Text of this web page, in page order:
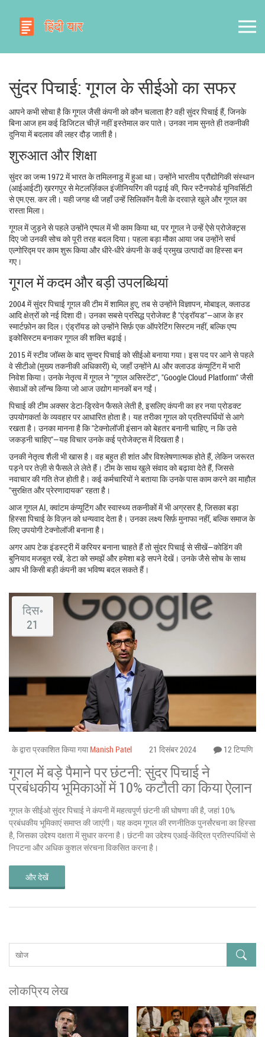
सुंदर पिचाई: गूगल के सीईओ का सफर
आपने कभी सोचा है कि गूगल जैसी कंपनी को कौन चलाता है? वही सुंदर पिचाई हैं, जिनके
बिना आज हम कई डिजिटल चीज़ें नहीं इस्तेमाल कर पाते। उनका नाम सुनते ही तकनीकी
दुनिया में बदलाव की लहर दौड़ जाती है।
शुरुआत और शिक्षा
सुंदर का जन्म 1972 में भारत के तमिलनाडु में हुआ था। उन्होंने भारतीय प्रौद्योगिकी संस्थान
(आईआईटी) ख़रगपुर से मेटलर्ज़िकल इंजीनियरिंग की पढ़ाई की, फिर स्टैनफोर्ड यूनिवर्सिटी
से एम.एस. कर ली। यही जगह थी जहाँ उन्हें सिलिकॉन वैली के दरवाज़े खुले और गूगल का
रास्ता मिला।
गूगल में जुड़ने से पहले उन्होंने एप्पल में भी काम किया था, पर गूगल ने उन्हें ऐसे प्रोजेक्ट्स
दिए जो उनकी सोच को पूरी तरह बदल दिया। पहला बड़ा मौका आया जब उन्होंने सर्च
एल्गोरिद्म पर काम शुरू किया और धीरे‑धीरे कंपनी के कई प्रमुख उत्पादों का हिस्सा बन
गए।
गूगल में कदम और बड़ी उपलब्धियां
2004 में सुंदर पिचाई गूगल की टीम में शामिल हुए, तब से उन्होंने विज्ञापन, मोबाइल, क्लाउड
आदि क्षेत्रों को नई दिशा दी। उनका सबसे प्रसिद्ध प्रोजेक्ट है "एंड्रॉयड"—आज के हर
स्मार्टफ़ोन का दिल। एंड्रॉयड को उन्होंने सिर्फ़ एक ऑपरेटिंग सिस्टम नहीं, बल्कि एप्प
इकोसिस्टम बनाकर गूगल की शक्ति बढ़ाई।
2015 में स्टीव जॉब्स के बाद सुन्दर पिचाई को सीईओ बनाया गया। इस पद पर आने से पहले
वे सीटीओ (मुख्य तकनीकी अधिकारी) थे, जहाँ उन्होंने AI और क्लाउड कंप्यूटिंग में भारी
निवेश किया। उनके नेतृत्व में गूगल ने "गूगल असिस्टेंट", "Google Cloud Platform" जैसी
सेवाओं को लॉन्च किया जो आज उद्योग मानकों बन गईं।
पिचाई की टीम अक्सर डेटा‑ड्रिवेन फैसले लेती है, इसलिए कंपनी का हर नया प्रोडक्ट
उपयोगकर्ता के व्यवहार पर आधारित होता है। यह तरीका गूगल को प्रतिस्पर्धियों से आगे
रखता है। उनका मानना है कि "टेक्नोलॉजी इंसान को बेहतर बनानी चाहिए, न कि उसे
जकड़नी चाहिए"—यह विचार उनके कई प्रोजेक्ट्स में दिखता है।
उनकी नेतृत्व शैली भी खास है। वह बहुत ही शांत और विश्लेषणात्मक होते हैं, लेकिन जरूरत
पड़ने पर तेज़ी से फैसले ले लेते हैं। टीम के साथ खुले संवाद को बढ़ावा देते हैं, जिससे
नवाचार की गति तेज होती है। कई कर्मचारियों ने बताया कि उनके पास काम करने का माहौल
"सुरक्षित और प्रेरणादायक" रहता है।
आज गूगल AI, क्वांटम कंप्यूटिंग और स्वास्थ्य तकनीकों में भी अग्रसर है, जिसका बड़ा
हिस्सा पिचाई के विज़न को धन्यवाद देता है। उनका लक्ष्य सिर्फ़ मुनाफा नहीं, बल्कि समाज के
लिए उपयोगी टेक्नोलॉजी बनाना है।
अगर आप टेक इंडस्ट्री में करियर बनाना चाहते हैं तो सुंदर पिचाई से सीखें—कोडिंग की
बुनियाद मजबूत रखें, डेटा को समझें और हमेशा बड़े सपने देखें। उनके जैसे सोच के साथ
आप भी किसी बड़ी कंपनी का भविष्य बदल सकते हैं।
दिस॰
21
के द्वारा प्रकाशित किया गया Manish Patel 21 दिसंबर 2024 12 टिप्पणि
गूगल में बड़े पैमाने पर छंटनी: सुंदर पिचाई ने
प्रबंधकीय भूमिकाओं में 10% कटौती का किया ऐलान
गूगल के सीईओ सुंदर पिचाई ने कंपनी में महत्वपूर्ण छंटनी की घोषणा की है, जहां 10%
प्रबंधकीय भूमिकाएं समाप्त की जाएंगी। यह कदम गूगल की रणनीतिक पुनर्संरचना का हिस्सा
है, जिसका उद्देश्य दक्षता में सुधार करना है। छंटनी का उद्देश्य एआई-केंद्रित प्रतिस्पर्धियों से
निपटना और अधिक कुशल संरचना विकसित करना है।
और देखें
लोकप्रिय लेख